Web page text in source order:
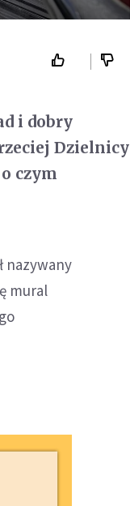
i dobry
Dzielnicy
czym
nazywany
mural